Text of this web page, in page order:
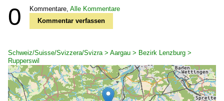
0 Kommentare, Alle Kommentare
Kommentar verfassen
Schweiz/Suisse/Svizzera/Svizra > Aargau > Bezirk Lenzburg >
Rupperswil